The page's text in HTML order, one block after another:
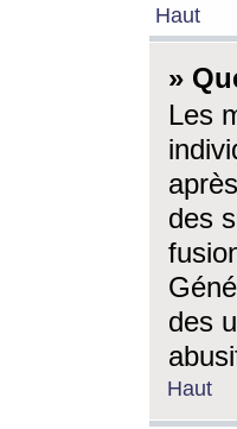
Haut
»
Les
des
des
Haut